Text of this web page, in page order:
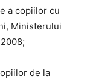
a copiilor cu
Ministerului
de la